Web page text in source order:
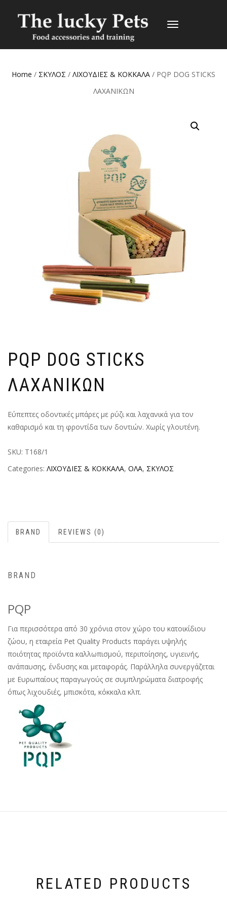
TOGGLE
Home / ΣΚΥΛΟΣ / ΛΙΧΟΥΔΙΕΣ & ΚΟΚΚΑΛΑ / PQP DOG STICKS
ΛΑΧΑΝΙΚΩΝ
PQP DOG STICKS
ΛΑΧΑΝΙΚΩΝ
Eύπεπτες οδοντικές μπάρες με ρύζι και λαχανικά για τον
καθαρισμό και τη φροντίδα των δοντιών. Χωρίς γλουτένη.
SKU: T168/1
Categories: ΛΙΧΟΥΔΙΕΣ & ΚΟΚΚΑΛΑ, ΟΛΑ, ΣΚΥΛΟΣ
BRAND REVIEWS (0)
BRAND
PQP
Για περισσότερα από 30 χρόνια στον χώρο του κατοικίδιου
ζώου, η εταιρεία Pet Quality Products παράγει υψηλής
ποιότητας προϊόντα καλλωπισμού, περιποίησης, υγιεινής,
ανάπαυσης, ένδυσης και μεταφοράς. Παράλληλα συνεργάζεται
με Ευρωπαίους παραγωγούς σε συμπληρώματα διατροφής
όπως λιχουδιές, μπισκότα, κόκκαλα κλπ.
RELATED PRODUCTS